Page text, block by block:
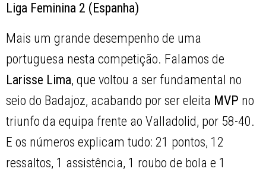
Liga Feminina 2 (Espanha)
Mais um grande desempenho de uma
portuguesa nesta competição. Falamos de
Larisse Lima, que voltou a ser fundamental no
seio do Badajoz, acabando por ser eleita MVP no
triunfo da equipa frente ao Valladolid, por 58-40.
E os números explicam tudo: 21 pontos, 12
ressaltos, 1 assistência, 1 roubo de bola e 1